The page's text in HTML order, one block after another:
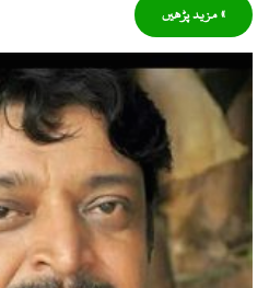
» مزید پڑھیں